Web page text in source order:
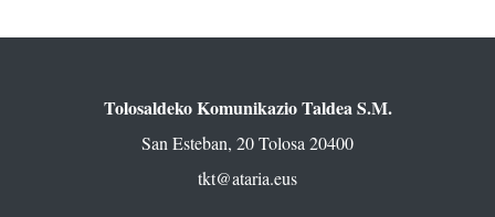
Tolosaldeko Komunikazio Taldea S.M.
San Esteban, 20 Tolosa 20400
tkt@ataria.eus